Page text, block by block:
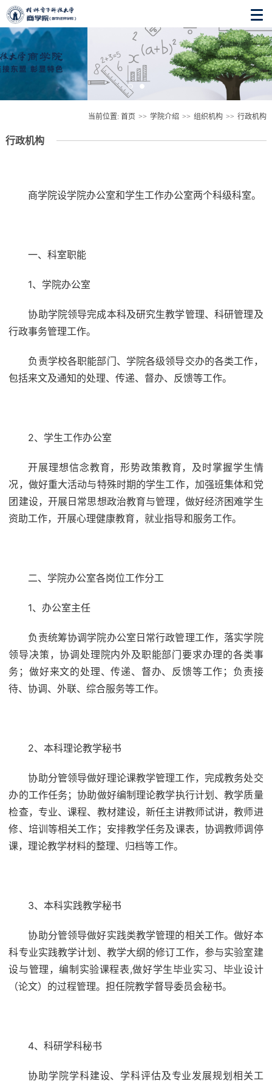
当前位置: 首页 >> 学院介绍 >> 组织机构 >> 行政机构
行政机构
商学院设学院办公室和学生工作办公室两个科级科室。
一、科室职能
1、学院办公室
协助学院领导完成本科及研究生教学管理、科研管理及
行政事务管理工作。
负责学校各职能部门、学院各级领导交办的各类工作，
包括来文及通知的处理、传递、督办、反馈等工作。
2、学生工作办公室
开展理想信念教育，形势政策教育，及时掌握学生情
况，做好重大活动与特殊时期的学生工作，加强班集体和党
团建设，开展日常思想政治教育与管理，做好经济困难学生
资助工作，开展心理健康教育，就业指导和服务工作。
二、学院办公室各岗位工作分工
1、办公室主任
负责统筹协调学院办公室日常行政管理工作，落实学院
领导决策，协调处理院内外及职能部门要求办理的各类事
务；做好来文的处理、传递、督办、反馈等工作；负责接
待、协调、外联、综合服务等工作。
2、本科理论教学秘书
协助分管领导做好理论课教学管理工作，完成教务处交
办的工作任务；协助做好编制理论教学执行计划、教学质量
检查，专业、课程、教材建设，新任主讲教师试讲，教师进
修、培训等相关工作；安排教学任务及课表，协调教师调停
课，理论教学材料的整理、归档等工作。
3、本科实践教学秘书
协助分管领导做好实践类教学管理的相关工作。做好本
科专业实践教学计划、教学大纲的修订工作，参与实验室建
设与管理，编制实验课程表,做好学生毕业实习、毕业设计
（论文）的过程管理。担任院教学督导委员会秘书。
4、科研学科秘书
协助学院学科建设、学科评估及专业发展规划相关工